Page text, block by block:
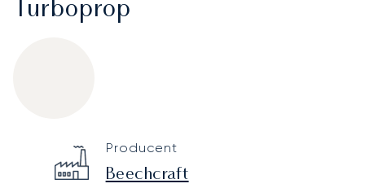
Turboprop
Technical specifications
Producent
Beechcraft